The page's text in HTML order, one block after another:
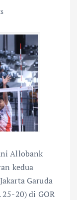
Allobank
kedua
Garuda
20) di GOR